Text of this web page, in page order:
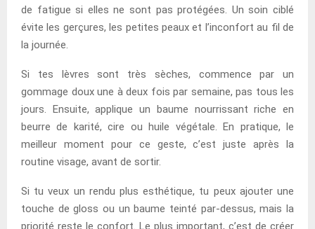
de fatigue si elles ne sont pas protégées. Un soin ciblé
évite les gerçures, les petites peaux et l’inconfort au fil de
la journée.
Si tes lèvres sont très sèches, commence par un
gommage doux une à deux fois par semaine, pas tous les
jours. Ensuite, applique un baume nourrissant riche en
beurre de karité, cire ou huile végétale. En pratique, le
meilleur moment pour ce geste, c’est juste après la
routine visage, avant de sortir.
Si tu veux un rendu plus esthétique, tu peux ajouter une
touche de gloss ou un baume teinté par-dessus, mais la
priorité reste le confort. Le plus important, c’est de créer